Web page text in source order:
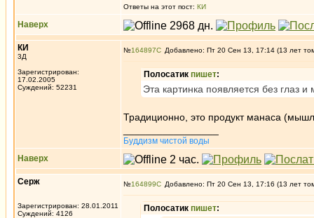
Ответы на этот пост: КИ
Наверх
КИ
3Д
Зарегистрирован:
17.02.2005
Суждений: 52231
№164897 Добавлено: Пт 20 Сен 13, 17:14 (13 лет
Полосатик пишет:
Эта картинка появляется без глаз
Традиционно, это продукт манаса
Буддизм чистой воды
Наверх
Серж
Зарегистрирован: 28.01.2011
Суждений: 4126
№164899 Добавлено: Пт 20 Сен 13, 17:16 (13 лет
Полосатик пишет: